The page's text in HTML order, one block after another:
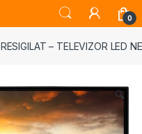
0
RESIGILAT – TELEVIZOR LED
🔍